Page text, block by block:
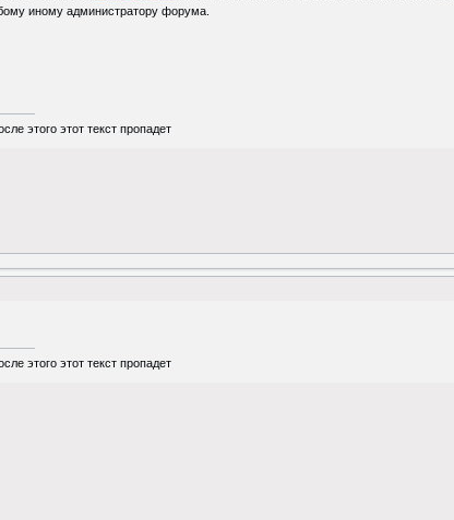
иному администратору форума.
этого этот текст пропадет
этого этот текст пропадет